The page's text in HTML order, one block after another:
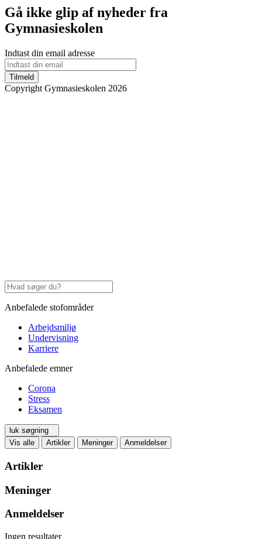
Gå ikke glip af nyheder fra
Gymnasieskolen
Indtast din email adresse
Tilmeld
Copyright Gymnasieskolen 2026
Anbefalede stofområder
Arbejdsmiljø
Undervisning
Karriere
Anbefalede emner
Corona
Stress
Eksamen
luk søgning
Vis alle
Artikler Meninger Anmeldelser
Artikler
Meninger
Anmeldelser
Ingen resultater